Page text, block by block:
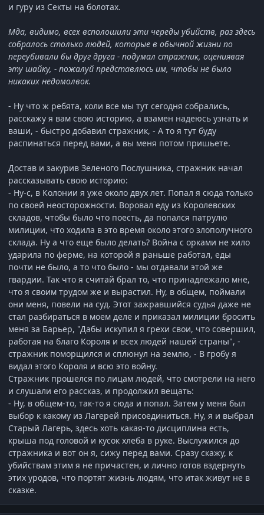
и гуру из Секты на болотах.
Мда, видимо, всех всполошили эти череды убийств, раз здесь
собралось столько людей, которые в обычной жизни по
переубивали бы друг друга - подумал стражник, оцениявая
эту шайку, - пожалуй представлюсь им, чтобы не было
никаких недомолвок.
- Ну что ж ребята, коли все мы тут сегодня собрались,
расскажу я вам свою историю, а взамен надеюсь узнать и
ваши, - быстро добавил стражник, - А то я тут буду
распинаться перед вами, а вы меня потом пришьете.
Достав и закурив Зеленого Послушника, стражник начал
рассказывать свою историю:
- Ну-с, в Колонии я уже около двух лет. Попал я сюда только
по своей неосторожности. Воровал еду из Королевских
складов, чтобы было что поесть, да попался патрулю
милиции, что ходила в это время около этого злополучного
склада. Ну а что еще было делать? Война с орками не хило
ударила по ферме, на которой я раньше работал, еды
почти не было, а то что было - мы отдавали этой же
гвардии. Так что я считай брал то, что принадлежало мне,
что я своим трудом же и вырастил. Ну, в общем, поймали
они меня, повели на суд. Этот зажравшийся судья даже не
стал разбираться в моем деле и приказал милиции бросить
меня за Барьер, "Дабы искупил я грехи свои, что совершил,
работая на благо Короля и всех людей нашей страны", -
стражник поморщился и сплюнул на землю, - В гробу я
видал этого Короля и всю это войну.
Стражник прошелся по лицам людей, что смотрели на него
и слушали его рассказ, и продолжил вещать:
- Ну, в общем-то, так-то я сюда и попал. Затем у меня был
выбор к какому из Лагерей присоединиться. Ну, я и выбрал
Старый Лагерь, здесь хоть какая-то дисциплина есть,
крыша под головой и кусок хлеба в руке. Выслужился до
стражника и вот он я, сижу перед вами. Сразу скажу, к
убийствам этим я не причастен, и лично готов вздернуть
этих уродов, что портят жизнь людям, что итак живут не в
сказке.